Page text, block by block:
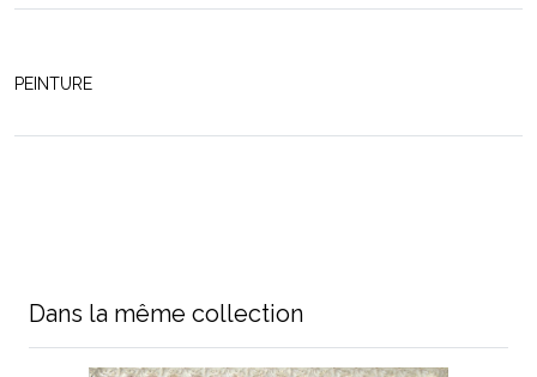
PEINTURE
Dans la même collection